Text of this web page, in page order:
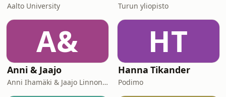
Aalto University Turun yliopisto
A&
Anni & Jaajo
Anni Ihamäki & Jaajo Linnonmaa/ Podme
HT
Hanna Tikander
Podimo